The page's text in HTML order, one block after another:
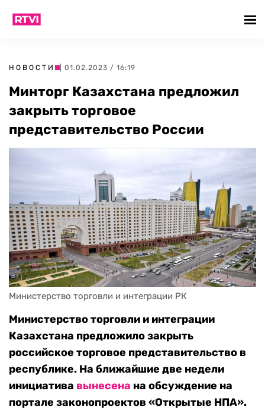
НОВОСТИ | 01.02.2023 / 16:19
Минторг Казахстана предложил
закрыть торговое
представительство России
Министерство торговли и интеграции РК
Министерство торговли и интеграции
Казахстана предложило закрыть
российское торговое представительство в
республике. На ближайшие две недели
инициатива вынесена на обсуждение на
портале законопроектов «Открытые НПА».